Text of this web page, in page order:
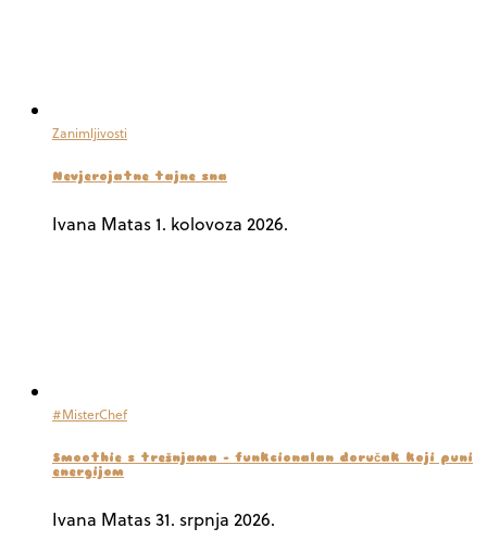
Zanimljivosti
Nevjerojatne tajne sna
Ivana Matas1. kolovoza 2026.
#MisterChef
Smoothie s trešnjama – funkcionalan doručak koji puni
energijom
Ivana Matas31. srpnja 2026.